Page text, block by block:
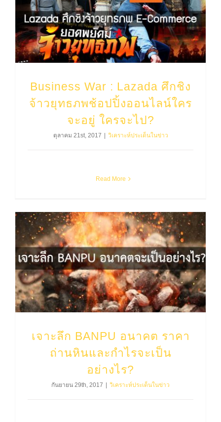
Business War : Lazada ศึกชิง
จ้าวยุทธภพช้อปปิ้งออนไลน์ใคร
จะอยู่ ใครจะไป?
ตุลาคม 21st, 2017 | วิเคราะห์ประเด็นในข่าว
Read More
เจาะลึก BANPU อนาคต ราคา
ถ่านหินและกำไรจะเป็น
อย่างไร?
กันยายน 29th, 2017 | วิเคราะห์ประเด็นในข่าว